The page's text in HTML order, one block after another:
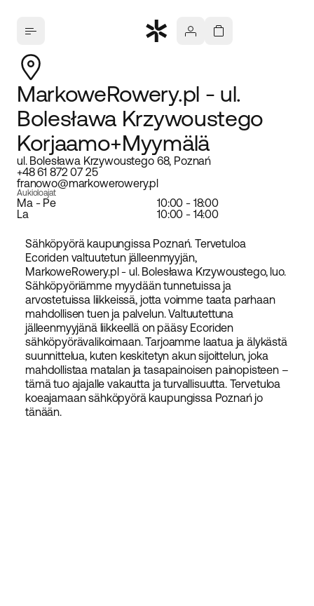
MarkoweRowery.pl - ul.
Bolesława Krzywoustego
Korjaamo+Myymälä
ul. Bolesława Krzywoustego 68, Poznań
+48 61 872 07 25
franowo@markowerowery.pl
Aukioloajat
Ma - Pe
10:00 - 18:00
La
10:00 - 14:00
Sähköpyörä kaupungissa Poznań. Tervetuloa
Ecoriden valtuutetun jälleenmyyjän,
MarkoweRowery.pl - ul. Bolesława Krzywoustego, luo.
Sähköpyöriämme myydään tunnetuissa ja
arvostetuissa liikkeissä, jotta voimme taata parhaan
mahdollisen tuen ja palvelun. Valtuutettuna
jälleenmyyjänä liikkeellä on pääsy Ecoriden
sähköpyörävalikoimaan. Tarjoamme laatua ja älykästä
suunnittelua, kuten keskitetyn akun sijoittelun, joka
mahdollistaa matalan ja tasapainoisen painopisteen –
tämä tuo ajajalle vakautta ja turvallisuutta. Tervetuloa
koeajamaan sähköpyörä kaupungissa Poznań jo
tänään.